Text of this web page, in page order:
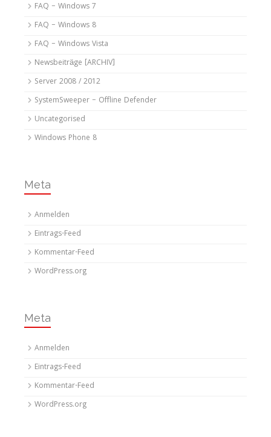
FAQ – Windows 7
FAQ – Windows 8
FAQ – Windows Vista
Newsbeiträge [ARCHIV]
Server 2008 / 2012
SystemSweeper – Offline Defender
Uncategorised
Windows Phone 8
Meta
Anmelden
Eintrags-Feed
Kommentar-Feed
WordPress.org
Meta
Anmelden
Eintrags-Feed
Kommentar-Feed
WordPress.org